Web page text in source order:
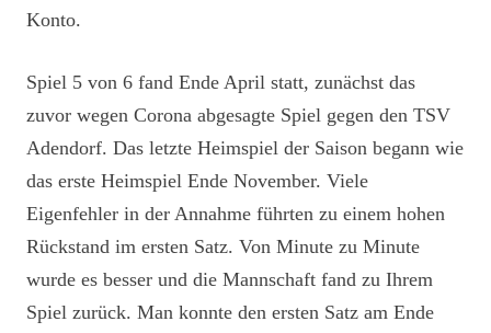
Konto.
Spiel 5 von 6 fand Ende April statt, zunächst das
zuvor wegen Corona abgesagte Spiel gegen den TSV
Adendorf. Das letzte Heimspiel der Saison begann wie
das erste Heimspiel Ende November. Viele
Eigenfehler in der Annahme führten zu einem hohen
Rückstand im ersten Satz. Von Minute zu Minute
wurde es besser und die Mannschaft fand zu Ihrem
Spiel zurück. Man konnte den ersten Satz am Ende